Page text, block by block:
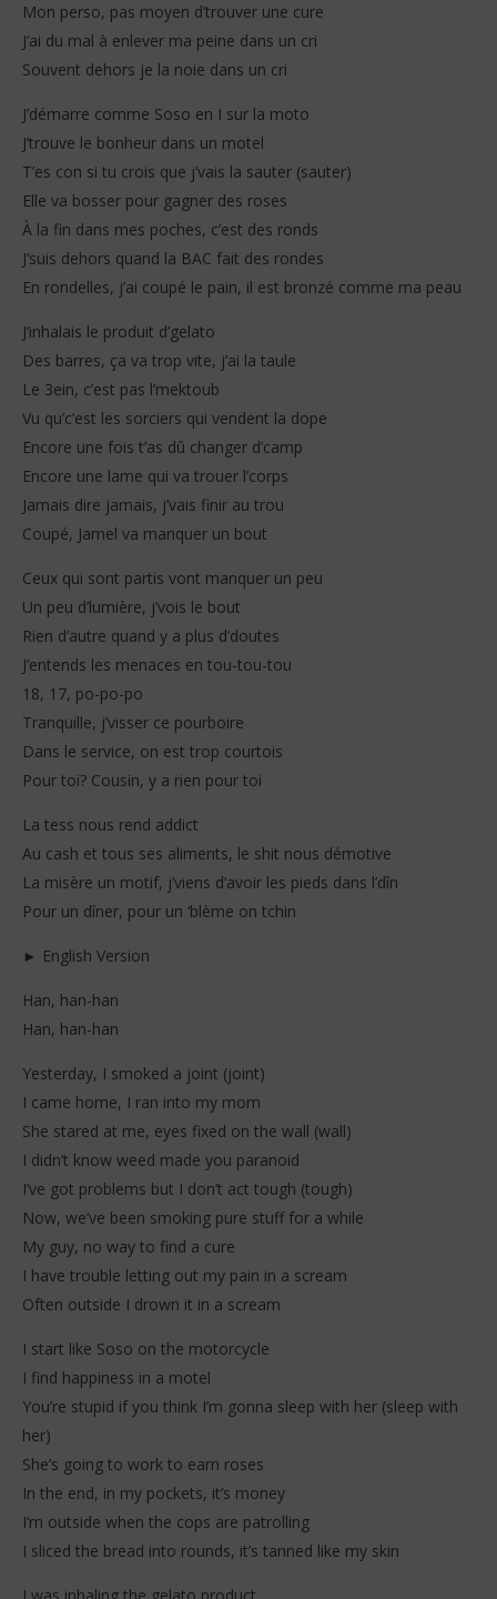
2025
Stone
Mon perso, pas moyen d’trouver une cure
J’ai du mal à enlever ma peine dans un cri
Souvent dehors je la noie dans un cri
J’démarre comme Soso en I sur la moto
J’trouve le bonheur dans un motel
T’es con si tu crois que j’vais la sauter (sauter)
Elle va bosser pour gagner des roses
À la fin dans mes poches, c’est des ronds
J’suis dehors quand la BAC fait des rondes
En rondelles, j’ai coupé le pain, il est bronzé comme ma peau
J’inhalais le produit d’gelato
Des barres, ça va trop vite, j’ai la taule
Le 3ein, c’est pas l’mektoub
Vu qu’c’est les sorciers qui vendent la dope
Encore une fois t’as dû changer d’camp
Encore une lame qui va trouer l’corps
Jamais dire jamais, j’vais finir au trou
Coupé, Jamel va manquer un bout
Ceux qui sont partis vont manquer un peu
Un peu d’lumière, j’vois le bout
Rien d’autre quand y a plus d’doutes
J’entends les menaces en tou-tou-tou
18, 17, po-po-po
Tranquille, j’visser ce pourboire
Dans le service, on est trop courtois
Pour toi? Cousin, y a rien pour toi
La tess nous rend addict
Au cash et tous ses aliments, le shit nous démotive
La misère un motif, j’viens d’avoir les pieds dans l’dîn
Pour un dîner, pour un ‘blème on tchin
► English Version
Han, han-han
Han, han-han
Yesterday, I smoked a joint (joint)
I came home, I ran into my mom
She stared at me, eyes fixed on the wall (wall)
I didn’t know weed made you paranoid
I’ve got problems but I don’t act tough (tough)
Now, we’ve been smoking pure stuff for a while
My guy, no way to find a cure
I have trouble letting out my pain in a scream
Often outside I drown it in a scream
I start like Soso on the motorcycle
I find happiness in a motel
You’re stupid if you think I’m gonna sleep with her (sleep with
her)
She’s going to work to earn roses
In the end, in my pockets, it’s money
I’m outside when the cops are patrolling
I sliced ​​the bread into rounds, it’s tanned like my skin